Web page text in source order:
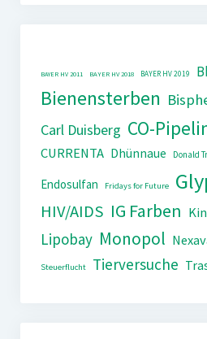
BAYER HV 2011 BAYER HV 2018 BAYER HV 2019
Bienensterben
Carl Duisberg CO-
CURRENTA Dhünnaue Donald
Endosulfan
Fridays for Future
HIV/AIDS IG Farben
Lipobay Monopol
Steuerflucht Tierversuche